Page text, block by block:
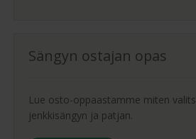
Sängyn ostajan opas
Lue osto-oppaastamme miten
jenkkisängyn ja patjan.